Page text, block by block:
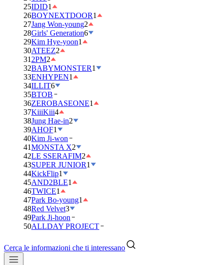
25IDID1
26BOYNEXTDOOR1
27Jang Won-young2
28Girls' Generation6
29Kim Hye-yoon1
30ATEEZ2
31 2PM2
32BABYMONSTER1
33ENHYPEN1
34ILLIT6
35BTOB
36ZEROBASEONE1
37KiiiKiii4
38Jung Hae-in2
39AHOF1
40Kim Ji-won
41MONSTA X2
42LE SSERAFIM2
43SUPER JUNIOR1
44KickFlip1
45AND2BLE1
46TWICE1
47Park Bo-young1
48Red Velvet3
49Park Ji-hoon
50ALLDAY PROJECT
Cerca le informazioni che ti interessano